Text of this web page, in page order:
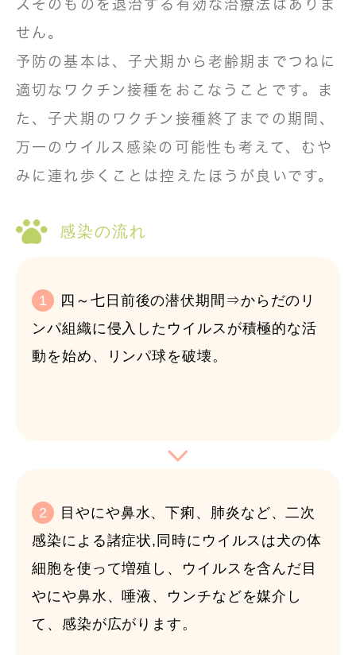
スそのものを退治する有効な治療法はありま
せん。
予防の基本は、子犬期から老齢期までつねに
適切なワクチン接種をおこなうことです。ま
た、子犬期のワクチン接種終了までの期間、
万一のウイルス感染の可能性も考えて、むや
みに連れ歩くことは控えたほうが良いです。
感染の流れ
1
四～七日前後の潜伏期間⇒からだのリ
ンパ組織に侵入したウイルスが積極的な活
動を始め、リンパ球を破壊。
2
目やにや鼻水、下痢、肺炎など、二次
感染による諸症状,同時にウイルスは犬の体
細胞を使って増殖し、ウイルスを含んだ目
やにや鼻水、唾液、ウンチなどを媒介し
て、感染が広がります。